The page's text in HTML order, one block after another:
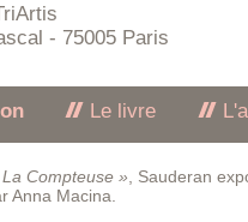
- 75005 Paris
Le livre
Compteuse » , Sauderan
Anna Macina.